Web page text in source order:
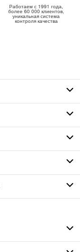
Работаем с 1991 года,
более 60 000 клиентов,
уникальная система
контроля качества